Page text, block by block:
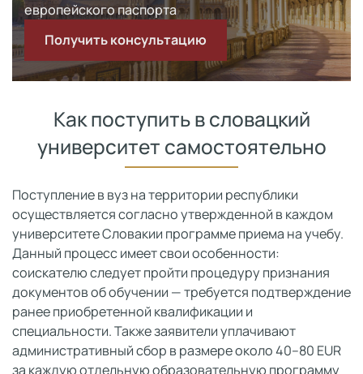
европейского паспорта
Получить консультацию
Как поступить в словацкий
университет самостоятельно
Поступление в вуз на территории республики
осуществляется согласно утвержденной в каждом
университете Словакии программе приема на учебу.
Данный процесс имеет свои особенности:
соискателю следует пройти процедуру признания
документов об обучении — требуется подтверждение
ранее приобретенной квалификации и
специальности. Также заявители уплачивают
административный сбор в размере около 40–80 EUR
за каждую отдельную образовательную программу